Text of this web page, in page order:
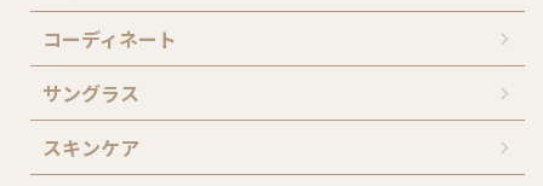
コーディネート
サングラス
スキンケア